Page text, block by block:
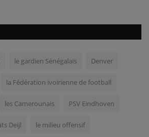
le gardien Sénégalais Denver
la Fédération ivoirienne de football
les Camerounais PSV Eindhoven
Deijl le milieu offensif